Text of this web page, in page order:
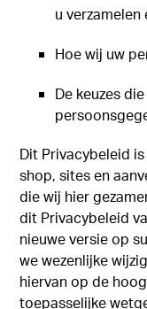
u
Hoe wij uw
De keuzes
Dit Privacybeleid
shop, sites en
die wij hier
dit Privacybeleid
nieuwe versie op
we wezenlijke
hiervan op de
toepasselijke